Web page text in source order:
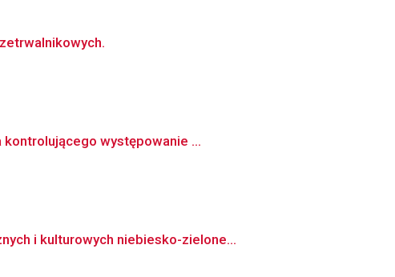
występowanie ...
i kulturowych niebiesko-zielone...